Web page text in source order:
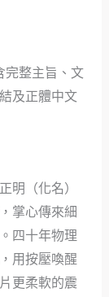
完整主旨、文
及正體中文
明（化名）
掌心傳來細
四十年物理
用按壓喚醒
更柔軟的震